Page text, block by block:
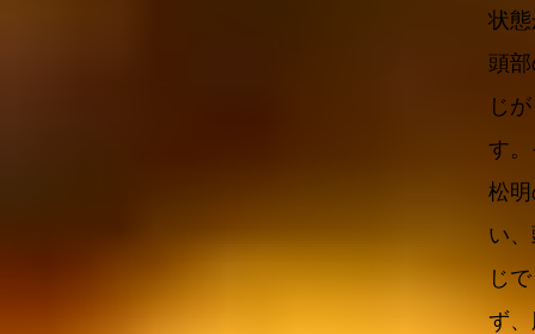
状
頭
じ
す。
松
い
じ
ず